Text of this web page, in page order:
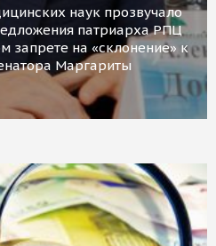
наук прозвучало
патриарха РПЦ
запрете на «склонение» к
Маргариты